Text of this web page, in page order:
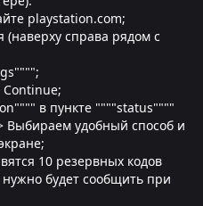
playstation.com;
справа рядом с
в пункте """"status""""
удобный способ и
10 резервных кодов
будет сообщить при